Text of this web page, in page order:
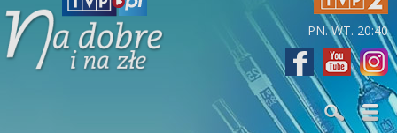
PN. WT. 20:40